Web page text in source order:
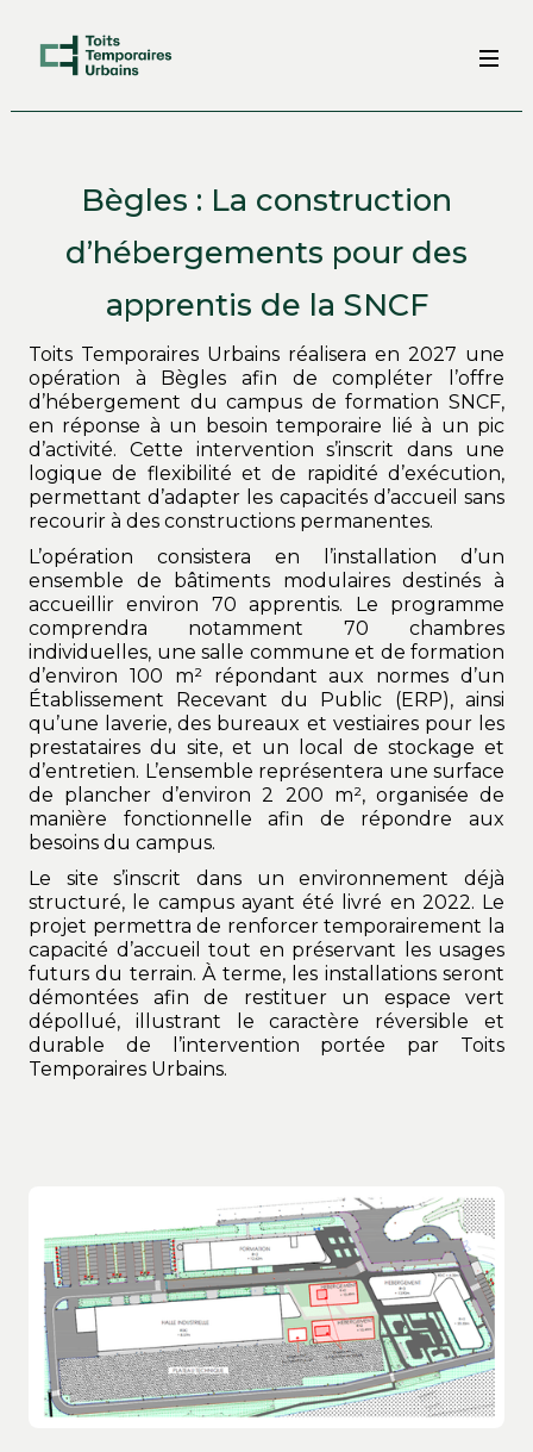
Bègles : La construction
d’hébergements pour des
apprentis de la SNCF
Toits Temporaires Urbains réalisera en 2027 une
opération à Bègles afin de compléter l’offre
d’hébergement du campus de formation SNCF,
en réponse à un besoin temporaire lié à un pic
d’activité. Cette intervention s’inscrit dans une
logique de flexibilité et de rapidité d’exécution,
permettant d’adapter les capacités d’accueil sans
recourir à des constructions permanentes.
L’opération consistera en l’installation d’un
ensemble de bâtiments modulaires destinés à
accueillir environ 70 apprentis. Le programme
comprendra notamment 70 chambres
individuelles, une salle commune et de formation
d’environ 100 m² répondant aux normes d’un
Établissement Recevant du Public (ERP), ainsi
qu’une laverie, des bureaux et vestiaires pour les
prestataires du site, et un local de stockage et
d’entretien. L’ensemble représentera une surface
de plancher d’environ 2 200 m², organisée de
manière fonctionnelle afin de répondre aux
besoins du campus.
Le site s’inscrit dans un environnement déjà
structuré, le campus ayant été livré en 2022. Le
projet permettra de renforcer temporairement la
capacité d’accueil tout en préservant les usages
futurs du terrain. À terme, les installations seront
démontées afin de restituer un espace vert
dépollué, illustrant le caractère réversible et
durable de l’intervention portée par Toits
Temporaires Urbains.